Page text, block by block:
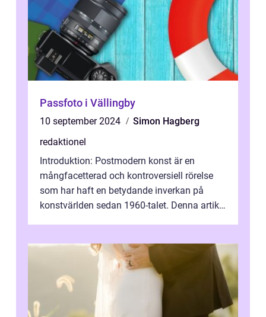
Passfoto i Vällingby
10 september 2024
Simon Hagberg
redaktionel
Introduktion: Postmodern konst är en
mångfacetterad och kontroversiell rörelse
som har haft en betydande inverkan på
konstvärlden sedan 1960-talet. Denna artikel